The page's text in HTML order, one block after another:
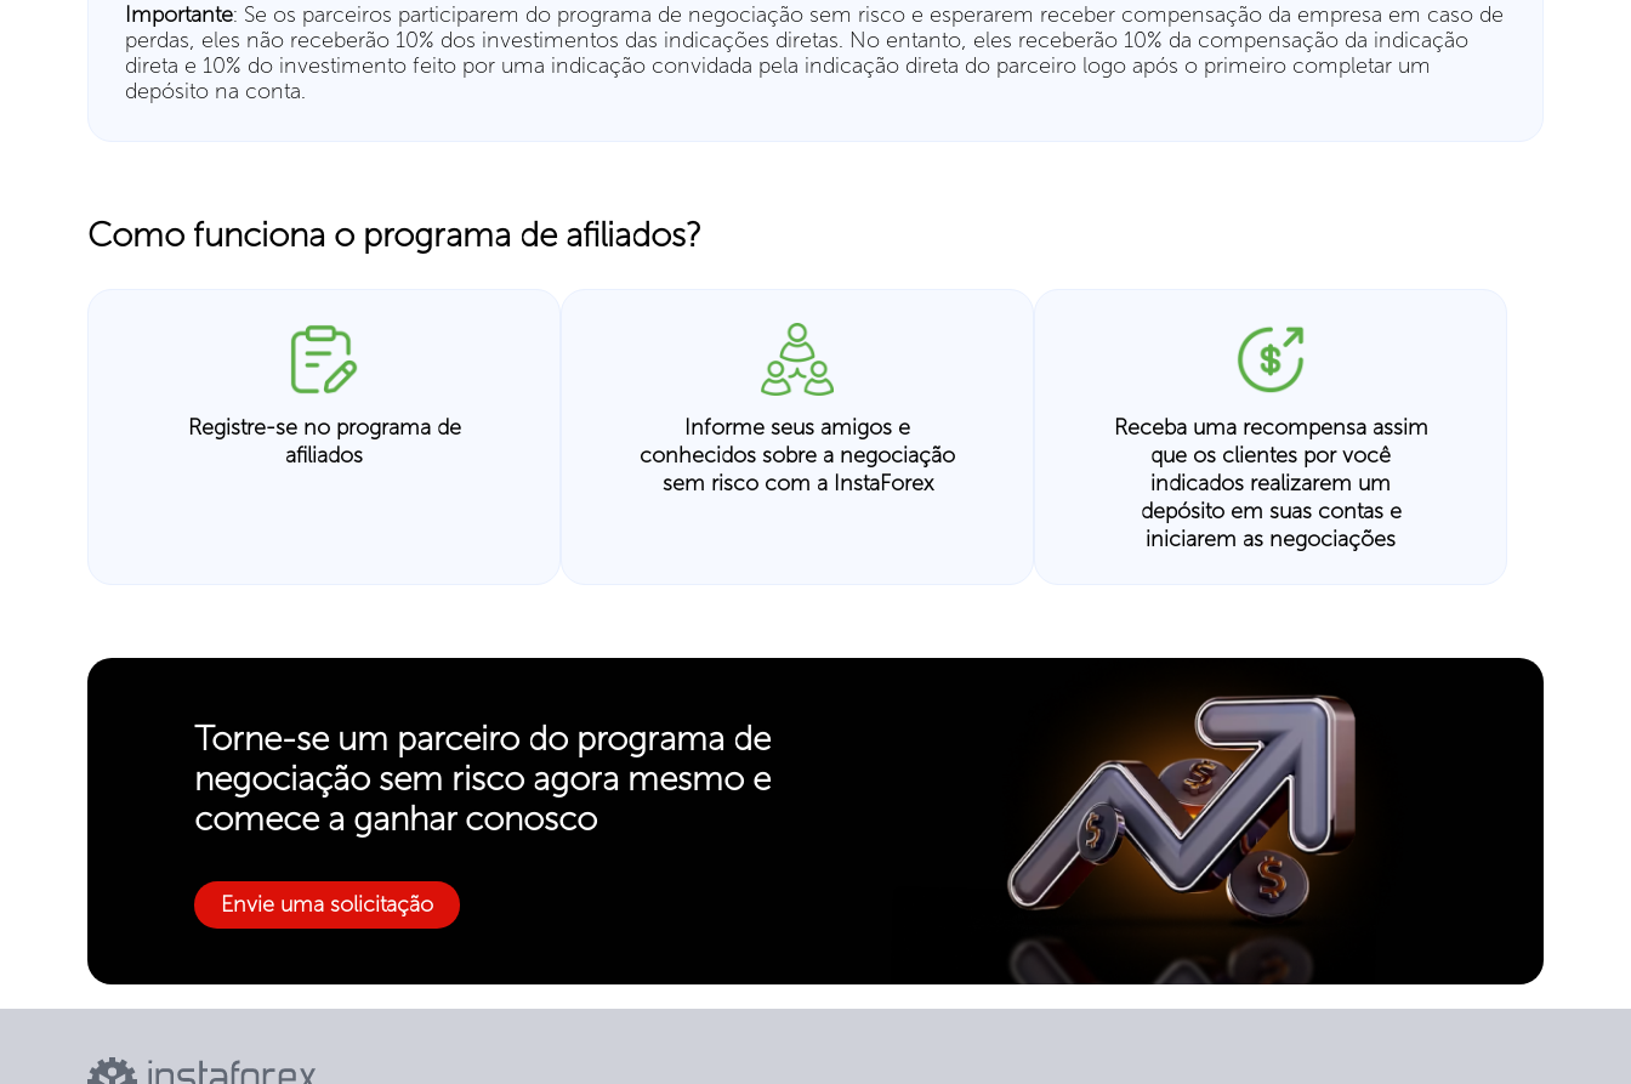
Importante: Se os parceiros participarem do programa de negociação sem risco e esperarem receber compensação da empresa em caso de
perdas, eles não receberão 10% dos investimentos das indicações diretas. No entanto, eles receberão 10% da compensação da indicação
direta e 10% do investimento feito por uma indicação convidada pela indicação direta do parceiro logo após o primeiro completar um
depósito na conta.
Como funciona o programa de afiliados?
Registre-se no programa de
afiliados
Informe seus amigos e
conhecidos sobre a negociação
sem risco com a InstaForex
Receba uma recompensa assim
que os clientes por você
indicados realizarem um
depósito em suas contas e
iniciarem as negociações
Torne-se um parceiro do programa de
negociação sem risco agora mesmo e
comece a ganhar conosco
Envie uma solicitação